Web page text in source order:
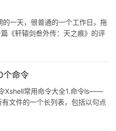
一天，很普通的一个工作日，拖
《轩辕剑叁外传：天之痕》的评
道“爱过。
个命令
Xshell常用命令大全1.命令ls——
文件的一个长列表，包括以句点